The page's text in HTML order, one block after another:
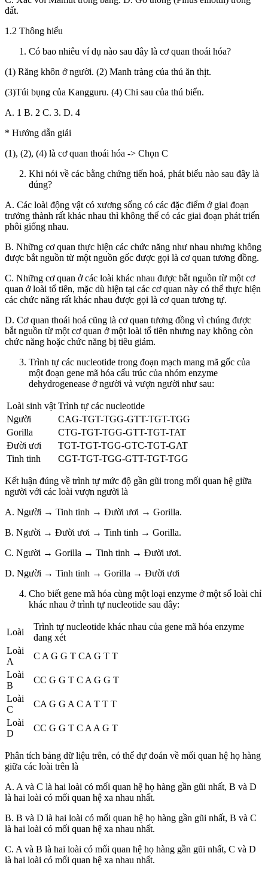
đất.
1.2 Thông hiểu
Có bao nhiêu ví dụ nào sau đây là cơ quan thoái hóa?
(1) Răng khôn ở người. (2) Manh tràng của thú ăn thịt.
(3)Túi bụng của Kangguru. (4) Chi sau của thú biển.
A. 1 B. 2 C. 3. D. 4
* Hướng dẫn giải
(1), (2), (4) là cơ quan thoái hóa -> Chọn C
Khi nói về các bằng chứng tiến hoá, phát biểu nào sau đây là
đúng?
A. Các loài động vật có xương sống có các đặc điểm ở giai đoạn
trưởng thành rất khác nhau thì không thể có các giai đoạn phát triển
phôi giống nhau.
B. Những cơ quan thực hiện các chức năng như nhau nhưng không
được bắt nguồn từ một nguồn gốc được gọi là cơ quan tương đồng.
C. Những cơ quan ở các loài khác nhau được bắt nguồn từ một cơ
quan ở loài tổ tiên, mặc dù hiện tại các cơ quan này có thể thực hiện
các chức năng rất khác nhau được gọi là cơ quan tương tự.
D. Cơ quan thoái hoá cũng là cơ quan tương đồng vì chúng được
bắt nguồn từ một cơ quan ở một loài tổ tiên nhưng nay không còn
chức năng hoặc chức năng bị tiêu giảm.
Trình tự các nucleotide trong đoạn mạch mang mã gốc của
một đoạn gene mã hóa cấu trúc của nhóm enzyme
dehydrogenease ở người và vượn người như sau:
Loài sinh vật Trình tự các nucleotide
Người
CAG-TGT-TGG-GTT-TGT-TGG
Gorilla
CTG-TGT-TGG-GTT-TGT-TAT
Đười ươi
TGT-TGT-TGG-GTC-TGT-GAT
Tinh tinh
CGT-TGT-TGG-GTT-TGT-TGG
Kết luận đúng về trình tự mức độ gần gũi trong mối quan hệ giữa
người với các loài vượn người là
A. Người → Tinh tinh → Đười ươi → Gorilla.
B. Người → Đười ươi → Tinh tinh → Gorilla.
C. Người → Gorilla → Tinh tinh → Đười ươi.
D. Người → Tinh tinh → Gorilla → Đười ươi
Cho biết gene mã hóa cùng một loại enzyme ở một số loài chỉ
khác nhau ở trình tự nucleotide sau đây:
Loài
Trình tự nucleotide khác nhau của gene mã hóa enzyme
đang xét
Loài
A
C A G G T CA G T T
Loài
B
CC G G T C A G G T
Loài
C
CA G G A C A T T T
Loài
D
CC G G T C A A G T
Phân tích bảng dữ liệu trên, có thể dự đoán về mối quan hệ họ hàng
giữa các loài trên là
A. A và C là hai loài có mối quan hệ họ hàng gần gũi nhất, B và D
là hai loài có mối quan hệ xa nhau nhất.
B. B và D là hai loài có mối quan hệ họ hàng gần gũi nhất, B và C
là hai loài có mối quan hệ xa nhau nhất.
C. A và B là hai loài có mối quan hệ họ hàng gần gũi nhất, C và D
là hai loài có mối quan hệ xa nhau nhất.